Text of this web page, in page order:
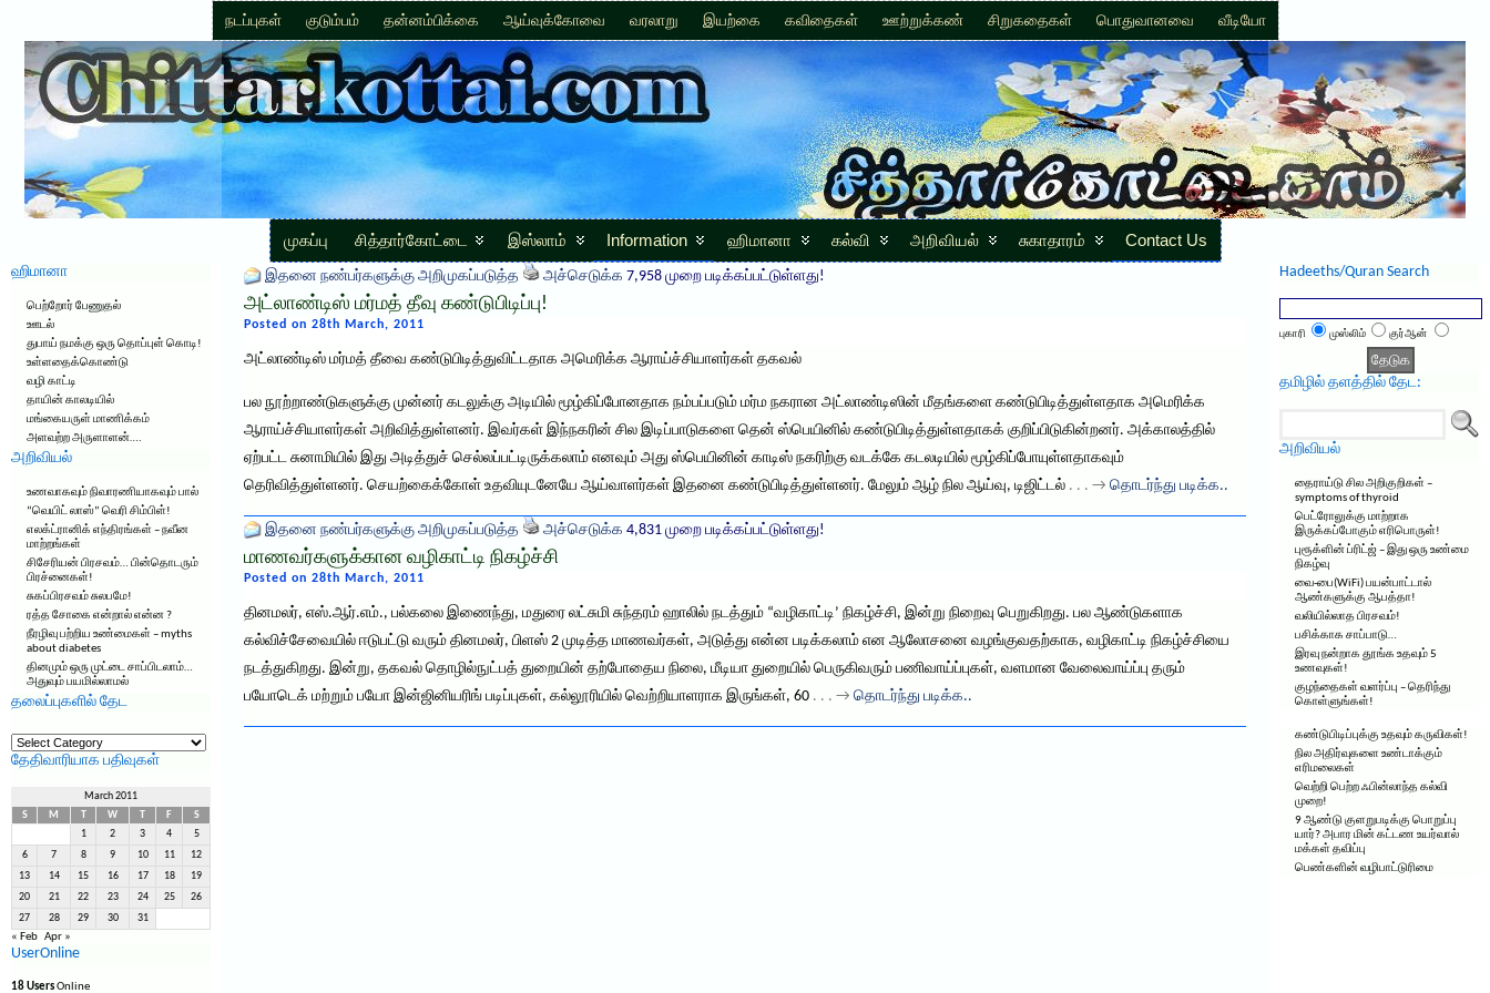
நடப்புகள் குடும்பம் தன்னம்பிக்கை ஆய்வுக்கோவை வரலாறு இயற்கை கவிதைகள் ஊற்றுக்கண் சிறுகதைகள் பொதுவானவை வீடியோ
முகப்பு சித்தார்கோட்டை இஸ்லாம் Information ஹிமானா கல்வி அறிவியல் சுகாதாரம் Contact Us
ஹிமானா
பெற்றோர் பேணுதல்
ஊடல்
துபாய் நமக்கு ஒரு தொப்புள் கொடி!
உள்ளதைக்கொண்டு
வழி காட்டி
தாயின் காலடியில்
மங்கையருள் மாணிக்கம்
அளவற்ற அருளாளன்….
அறிவியல்
உணவாகவும் நிவாரணியாகவும் பால்
“வெயிட் லாஸ்” வெரி சிம்பிள்!
எலக்ட்ரானிக் எந்திரங்கள் – நவீன
மாற்றங்கள்
சிசேரியன் பிரசவம்… பின்தொடரும்
பிரச்னைகள்!
சுகப்பிரசவம் சுலபமே!
ரத்த சோகை என்றால் என்ன ?
நீரழிவு பற்றிய உண்மைகள் – myths
about diabetes
தினமும் ஒரு முட்டை சாப்பிடலாம்…
அதுவும் பயமில்லாமல்
தலைப்புகளில் தேட
தலைப்புகளில்
தேட
தேதிவாரியாக பதிவுகள்
March 2011
S
M W F
S
1
2 3 4 5
6 7 8 9 10 11 12
13 14 15 16 17 18 19
20 21 22 23 24 25 26
27 28 29 30 31
« Feb Apr »
UserOnline
18 UsersOnline
இதனை நண்பர்களுக்கு அறிமுகப்படுத்த அச்செடுக்க 7,958 முறை படிக்கப்பட்டுள்ளது!
அட்லாண்டிஸ் மர்மத் தீவு கண்டுபிடிப்பு!
Posted on 28th March, 2011
அட்லாண்டிஸ் மர்மத் தீவை கண்டுபிடித்துவிட்டதாக அமெரிக்க ஆராய்ச்சியாளர்கள் தகவல்
பல நூற்றாண்டுகளுக்கு முன்னர் கடலுக்கு அடியில் மூழ்கிப்போனதாக நம்பப்படும் மர்ம நகரான அட்லாண்டிஸின் மீதங்களை கண்டுபிடித்துள்ளதாக அமெரிக்க
ஆராய்ச்சியாளர்கள் அறிவித்துள்ளனர். இவர்கள் இந்நகரின் சில இடிப்பாடுகளை தென் ஸ்பெயினில் கண்டுபிடித்துள்ளதாகக் குறிப்பிடுகின்றனர். அக்காலத்தில்
ஏற்பட்ட சுனாமியில் இது அடித்துச் செல்லப்பட்டிருக்கலாம் எனவும் அது ஸ்பெயினின் காடிஸ் நகரிற்கு வடக்கே கடலடியில் மூழ்கிப்போயுள்ளதாகவும்
தெரிவித்துள்ளனர். செயற்கைக்கோள் உதவியுடனேயே ஆய்வாளர்கள் இதனை கண்டுபிடித்துள்ளனர். மேலும் ஆழ் நில ஆய்வு, டிஜிட்டல் . . . → தொடர்ந்து படிக்க..
இதனை நண்பர்களுக்கு அறிமுகப்படுத்த அச்செடுக்க 4,831 முறை படிக்கப்பட்டுள்ளது!
மாணவர்களுக்கான வழிகாட்டி நிகழ்ச்சி
Posted on 28th March, 2011
தினமலர், எஸ்.ஆர்.எம்., பல்கலை இணைந்து, மதுரை லட்சுமி சுந்தரம் ஹாலில் நடத்தும் “வழிகாட்டி’ நிகழ்ச்சி, இன்று நிறைவு பெறுகிறது. பல ஆண்டுகளாக
கல்விச்சேவையில் ஈடுபட்டு வரும் தினமலர், பிளஸ் 2 முடித்த மாணவர்கள், அடுத்து என்ன படிக்கலாம் என ஆலோசனை வழங்குவதற்காக, வழிகாட்டி நிகழ்ச்சியை
நடத்துகிறது. இன்று, தகவல் தொழில்நுட்பத் துறையின் தற்போதைய நிலை, மீடியா துறையில் பெருகிவரும் பணிவாய்ப்புகள், வளமான வேலைவாய்ப்பு தரும்
பயோடெக் மற்றும் பயோ இன்ஜினியரிங் படிப்புகள், கல்லூரியில் வெற்றியாளராக இருங்கள், 60 . . . → தொடர்ந்து படிக்க..
Hadeeths/Quran Search
புகாரி முஸ்லிம் குர்ஆன்
தமிழில் தளத்தில் தேட:
அறிவியல்
தைராய்டு சில அறிகுறிகள் –
symptoms of thyroid
பெட்ரோலுக்கு மாற்றாக
இருக்கப்போகும் எரிபொருள்!
புரூக்ளின் ப்ரிட்ஜ் – இது ஒரு உண்மை
நிகழ்வு
வை-பை(WiFi) பயன்பாட்டால்
ஆண்களுக்கு ஆபத்தா!
வலியில்லாத பிரசவம்!
பசிக்காக சாப்பாடு…
இரவு நன்றாக தூங்க உதவும் 5
உணவுகள்!
குழந்தைகள் வளர்ப்பு – தெரிந்து
கொள்ளுங்கள்!
கண்டுபிடிப்புக்கு உதவும் கருவிகள்!
நில அதிர்வுகளை உண்டாக்கும்
எரிமலைகள்
வெற்றி பெற்ற ஃபின்லாந்த கல்வி
முறை!
9 ஆண்டு குளறுபடிக்கு பொறுப்பு
யார்? அபார மின் கட்டண உயர்வால்
மக்கள் தவிப்பு
பெண்களின் வழிபாட்டுரிமை